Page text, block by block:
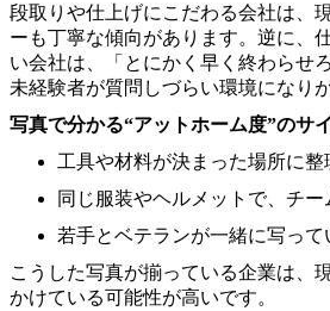
段取りや仕上げにこだわる会社は、
ーも丁寧な傾向があります。逆に、
い会社は、「とにかく早く終わらせ
未経験者が質問しづらい環境になり
写真で分かる“アットホーム度”のサ
工具や材料が決まった場所に整
同じ服装やヘルメットで、チー
若手とベテランが一緒に写って
こうした写真が揃っている企業は、
かけている可能性が高いです。